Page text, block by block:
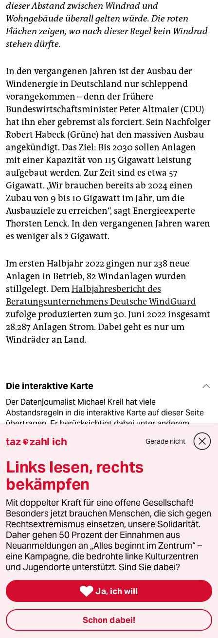
dieser Abstand zwischen Windrad und
Wohngebäude überall gelten würde. Die roten
Flächen zeigen, wo nach dieser Regel kein Windrad
stehen dürfte.
In den vergangenen Jahren ist der Ausbau der
Windenergie in Deutschland nur schleppend
vorangekommen – denn der frühere
Bundeswirtschaftsminister Peter Altmaier (CDU)
hat ihn eher gebremst als forciert. Sein Nachfolger
Robert Habeck (Grüne) hat den massiven Ausbau
angekündigt. Das Ziel: Bis 2030 sollen Anlagen
mit einer Kapazität von 115 Gigawatt Leistung
aufgebaut werden. Zur Zeit sind es etwa 57
Gigawatt. „Wir brauchen bereits ab 2024 einen
Zubau von 9 bis 10 Gigawatt im Jahr, um die
Ausbauziele zu erreichen“, sagt Energieexperte
Thorsten Lenck. In den vergangenen Jahren waren
es weniger als 2 Gigawatt.
Im ersten Halbjahr 2022 gingen nur 238 neue
Anlagen in Betrieb, 82 Windanlagen wurden
stillgelegt. DemHalbjahresbericht des
Beratungsunternehmens Deutsche WindGuard
zufolge produzierten zum 30. Juni 2022 insgesamt
28.287 Anlagen Strom. Dabei geht es nur um
Windräder an Land.
Die interaktive Karte
Der Datenjournalist Michael Kreil hat viele
Abstandsregeln in die interaktive Karte auf dieser Seite
übertragen. Er berücksichtigt dabei unter anderem
Wohn-, Gewerbe-, Erholungsgebiete, Campingplätze,
Naturschutz- und Vogelschutzgebiete, Bahnstrecken,
sich erkunden, was verschiedene Windradabstände
konkret bedeuten würden. Die Karte zieht dafür
entsprechende Umkreise um jedes Gebäude. Um die
geografischen Daten, die Michael Kreil für die
Anwendung nutzt, gibt es Streit. Die Gesellschaft für
Freiheitsrechteklagt deswegen gemeinsam mit Kreil
gegen den Freistaat Bayern. Ziel ist die gerichtliche
Feststellung, dass Kreil die Daten für diese
Veröffentlichung nutzen darf. Das bayerische Landesamt
für Digitalisierung und Vermessung hatte Strafanzeige
gegen den Journalisten gestellt. Mehrere andere
Bundesländer stellen solche Daten für ihre Gebiete
bereits heute offen zur Verfügung.(lus)
Die Abstandsregeln
taz zahl ich Gerade nicht
Links lesen, rechts
bekämpfen
Mit doppelter Kraft für eine offene Gesellschaft!
Besonders jetzt brauchen Menschen, die sich gegen
Rechtsextremismus einsetzen, unsere Solidarität.
Daher gehen 50 Prozent der Einnahmen aus
Neuanmeldungen an „Alles beginnt im Zentrum“ –
eine Kampagne, die bedrohte linke Kulturzentren
und Jugendorte unterstützt. Sind Sie dabei?
 Ja, ich will
Schon dabei!